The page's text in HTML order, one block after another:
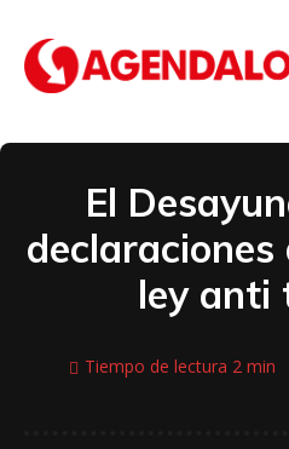
El
ley anti
Tiempo de lectura 2min